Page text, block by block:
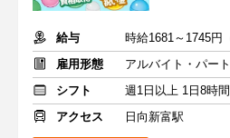
給与
雇用形態
アルバイト・パート
シフト
週1日以上 1日8時
アクセス
日向新富駅